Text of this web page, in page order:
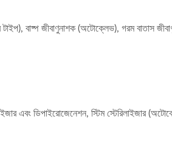
টাইপ), বাষ্প জীবাণুনাশক (অটোক্লেভ), গরম বাতাস
এবং ডিপাইরোজেনেশন, স্টিম স্টেরিলাইজার